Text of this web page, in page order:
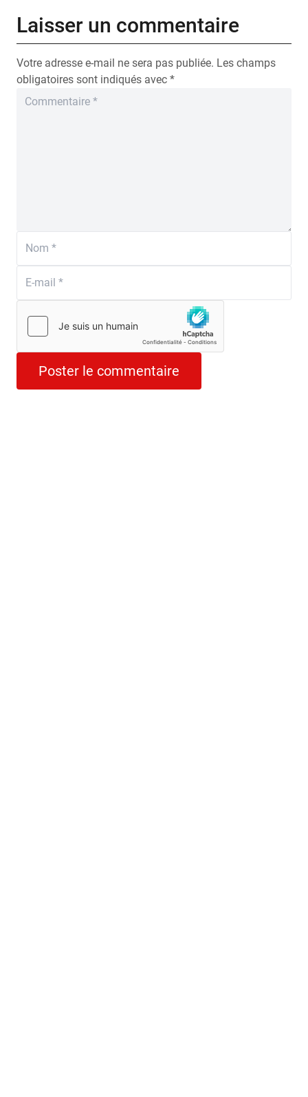
Laisser un commentaire
Votre adresse e-mail ne sera pas publiée. Les champs
obligatoires sont indiqués avec *